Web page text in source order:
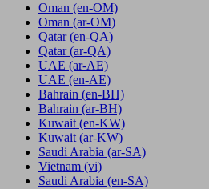
Oman (en-OM)
Oman (ar-OM)
Qatar (en-QA)
Qatar (ar-QA)
UAE (ar-AE)
UAE (en-AE)
Bahrain (en-BH)
Bahrain (ar-BH)
Kuwait (en-KW)
Kuwait (ar-KW)
Saudi Arabia (ar-SA)
Vietnam (vi)
Saudi Arabia (en-SA)